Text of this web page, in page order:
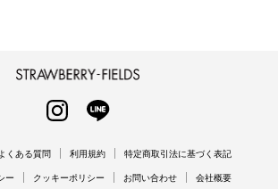
INSTAGRAM
よくある質問 利用規約 特定商取引法に基づく表記
ー クッキーポリシー お問い合わせ 会社概要